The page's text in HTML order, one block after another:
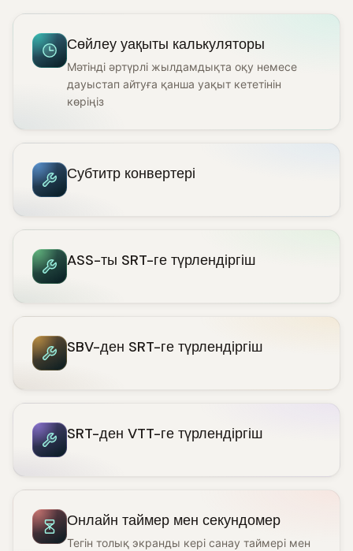
Сөйлеу уақыты калькуляторы
Мәтінді әртүрлі жылдамдықта оқу немесе
дауыстап айтуға қанша уақыт кететінін
көріңіз
Субтитр конвертері
ASS-ты SRT-ге түрлендіргіш
SBV-ден SRT-ге түрлендіргіш
SRT-ден VTT-ге түрлендіргіш
Онлайн таймер мен секундомер
Тегін толық экранды кері санау таймері мен